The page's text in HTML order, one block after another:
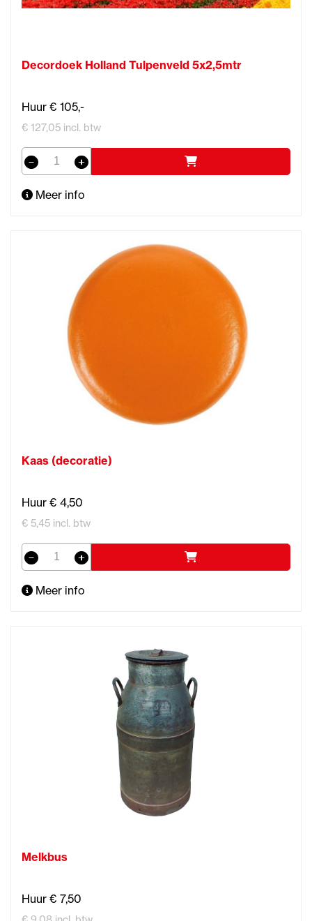
Decordoek Holland Tulpenveld 5x2,5mtr
Huur € 105,-
€ 127,05 incl. btw
Meer info
Kaas (decoratie)
Huur € 4,50
€ 5,45 incl. btw
Meer info
Melkbus
Huur € 7,50